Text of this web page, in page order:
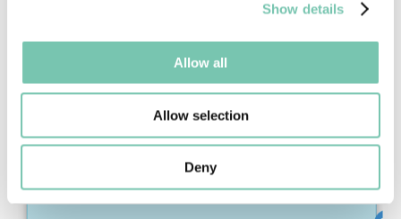
Show details
Allow all
Allow selection
Deny